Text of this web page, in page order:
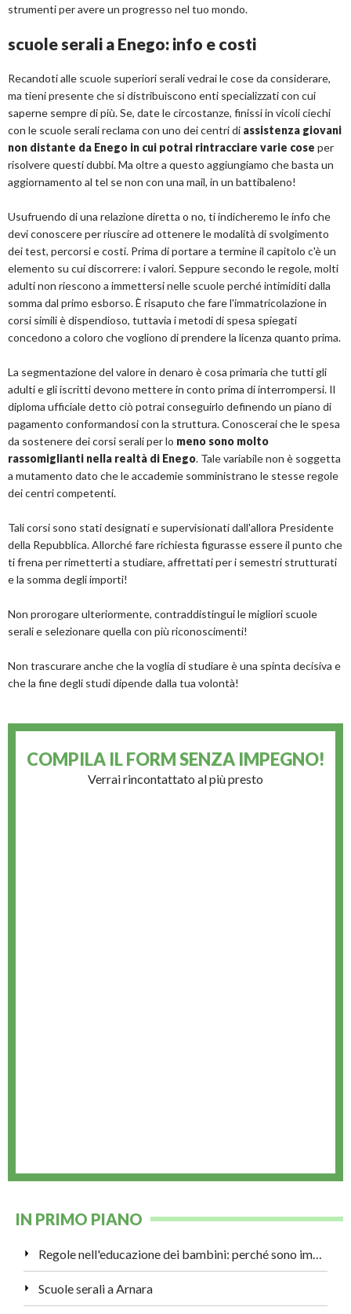
strumenti per avere un progresso nel tuo mondo.
scuole serali a Enego: info e costi
Recandoti alle scuole superiori serali vedrai le cose da considerare,
ma tieni presente che si distribuiscono enti specializzati con cui
saperne sempre di più. Se, date le circostanze, finissi in vicoli ciechi
con le scuole serali reclama con uno dei centri di assistenza giovani
non distante da Enego in cui potrai rintracciare varie cose per
risolvere questi dubbi. Ma oltre a questo aggiungiamo che basta un
aggiornamento al tel se non con una mail, in un battibaleno!
Usufruendo di una relazione diretta o no, ti indicheremo le info che
devi conoscere per riuscire ad ottenere le modalità di svolgimento
dei test, percorsi e costi. Prima di portare a termine il capitolo c'è un
elemento su cui discorrere: i valori. Seppure secondo le regole, molti
adulti non riescono a immettersi nelle scuole perché intimiditi dalla
somma dal primo esborso. È risaputo che fare l'immatricolazione in
corsi simili è dispendioso, tuttavia i metodi di spesa spiegati
concedono a coloro che vogliono di prendere la licenza quanto prima.
La segmentazione del valore in denaro è cosa primaria che tutti gli
adulti e gli iscritti devono mettere in conto prima di interrompersi. Il
diploma ufficiale detto ciò potrai conseguirlo definendo un piano di
pagamento conformandosi con la struttura. Conoscerai che le spesa
da sostenere dei corsi serali per lo meno sono molto
rassomiglianti nella realtà di Enego. Tale variabile non è soggetta
a mutamento dato che le accademie somministrano le stesse regole
dei centri competenti.
Tali corsi sono stati designati e supervisionati dall'allora Presidente
della Repubblica. Allorché fare richiesta figurasse essere il punto che
ti frena per rimetterti a studiare, affrettati per i semestri strutturati
e la somma degli importi!
Non prorogare ulteriormente, contraddistingui le migliori scuole
serali e selezionare quella con più riconoscimenti!
Non trascurare anche che la voglia di studiare è una spinta decisiva e
che la fine degli studi dipende dalla tua volontà!
COMPILA IL FORMSENZA IMPEGNO!
Verrai rincontattato al più presto
IN PRIMO PIANO
Regole nell'educazione dei bambini: perché sono importanti?
Scuole serali a Arnara